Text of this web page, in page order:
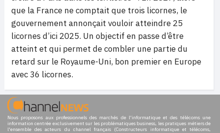
que la France ne comptait que trois licornes, le
gouvernement annonçait vouloir atteindre 25
licornes d’ici 2025. Un objectif en passe d’être
atteint et qui permet de combler une partie du
retard sur le Royaume-Uni, bon premier en Europe
avec 36 licornes.
Nous proposons aux professionnels des marchés de l'informatique et des télécoms une
information centrée exclusivement sur les problématiques business, les pratiques métiers de
l'ensemble des acteurs du channel français (Constructeurs informatique et télécoms,